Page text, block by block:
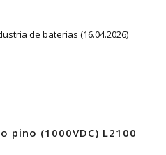
de baterias (16.04.2026)
pino (1000VDC) L2100